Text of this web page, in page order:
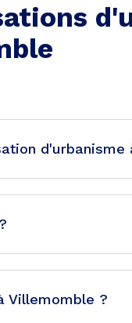
d'urbanisme
Villemomble ?